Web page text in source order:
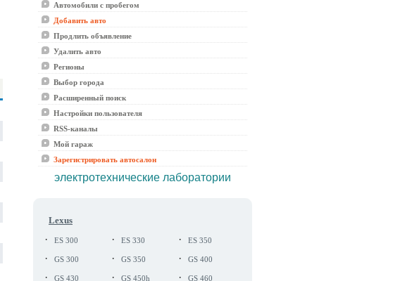
Автомобили с пробегом
Добавить авто
Продлить объявление
Удалить авто
Регионы
Выбор города
Расширенный поиск
Настройки пользователя
RSS-каналы
Мой гараж
Зарегистрировать автосалон
электротехнические лаборатории
Lexus
· ES 300 · ES 330 · ES 350
· GS 300 · GS 350 · GS 400
· GS 430 · GS 450h · GS 460